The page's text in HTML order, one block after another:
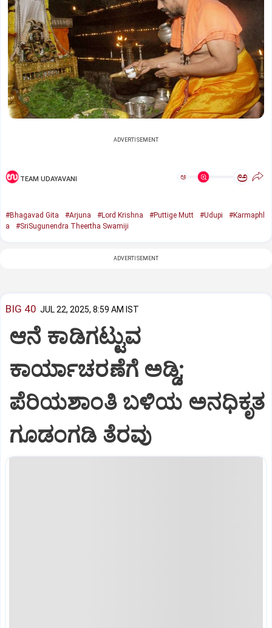
ADVERTISEMENT
TEAM UDAYAVANI ಅ ಅ
#Bhagavad Gita #Arjuna #Lord Krishna #Puttige Mutt #Udupi
#Karmaphl
a
#SriSugunendra Theertha Swamiji
ADVERTISEMENT
BIG 40 JUL 22, 2025, 8:59 AM IST
ಆನೆ ಕಾಡಿಗಟ್ಟುವ
ಕಾರ್ಯಾಚರಣೆಗೆ ಅಡ್ಡಿ;
ಪೆರಿಯಶಾಂತಿ ಬಳಿಯ ಅನಧಿಕೃತ
ಗೂಡಂಗಡಿ ತೆರವು